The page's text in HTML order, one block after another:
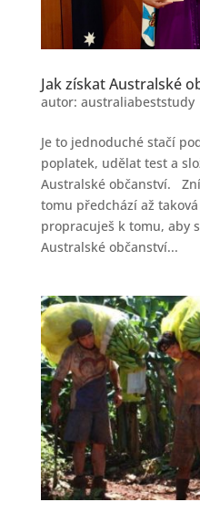
Jak získat Australské
autor: australiabeststudy
Je to jednoduché stačí
poplatek, udělat test a
Australské občanství.
tomu předchází až
propracuješ k tomu, aby
Australské občanství...